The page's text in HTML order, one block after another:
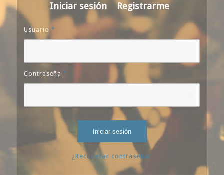
Iniciar sesión Registrarme
Usuario *
Contraseña *
¿Recuperar contraseña?